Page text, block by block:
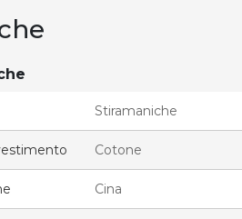
Stiramaniche
Cotone
Cina